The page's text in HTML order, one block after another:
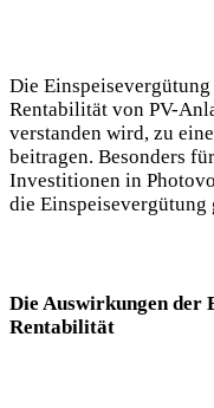
Die
Rentabilität von PV-
verstanden wird, zu
beitragen. Besonders
Investitionen in
die Einspeisevergütung
Die Auswirkungen der
Rentabilität